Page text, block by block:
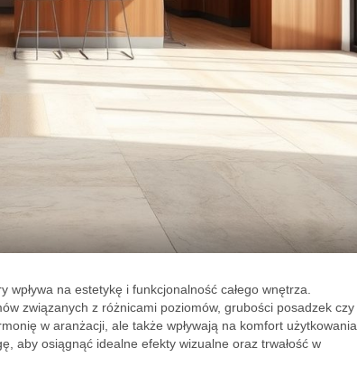
na estetykę i funkcjonalność całego wnętrza.
związanych z różnicami poziomów, grubości posadzek czy
w aranżacji, ale także wpływają na komfort użytkowania
aby osiągnąć idealne efekty wizualne oraz trwałość w